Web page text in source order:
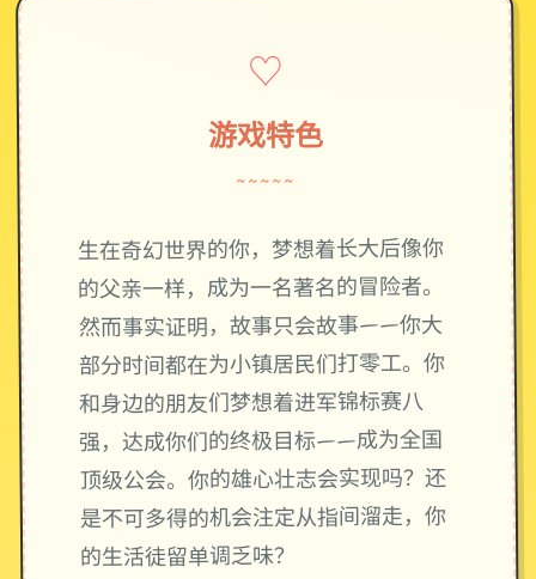
♡
游戏特色
~~~~~
生在奇幻世界的你，梦想着长大后像你
的父亲一样，成为一名著名的冒险者。
然而事实证明，故事只会故事——你大
部分时间都在为小镇居民们打零工。你
和身边的朋友们梦想着进军锦标赛八
强，达成你们的终极目标——成为全国
顶级公会。你的雄心壮志会实现吗？还
是不可多得的机会注定从指间溜走，你
的生活徒留单调乏味？